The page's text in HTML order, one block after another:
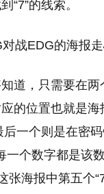
“7”的线索。
道，只需要在
的位置也就是海
一个则是在密
个数字都是该
海报中第五个